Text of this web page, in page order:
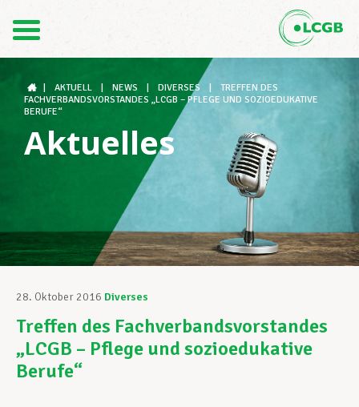
FR
Der LCGB
Gewerkschaftsstrukturen
Unterstützung im Arbeitsalltag
Ihre Rechte
AKTUELL NEWS DIVERSES
TREFFEN DES
FACHVERBANDSVORSTANDES „LCGB – PFLEGE UND SOZIOEDUKATIVE
BERUFE“
Aktuelles
28. Oktober 2016 Diverses
Treffen des Fachverbandsvorstandes
„LCGB – Pflege und sozioedukative
Berufe“